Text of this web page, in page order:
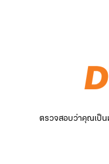
ตรวจสอบว่าคุณเป็น